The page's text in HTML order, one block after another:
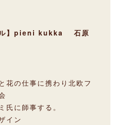
ル】pieni kukka 石原
花の仕事に携わり北欧フ
氏に師事する。
イン